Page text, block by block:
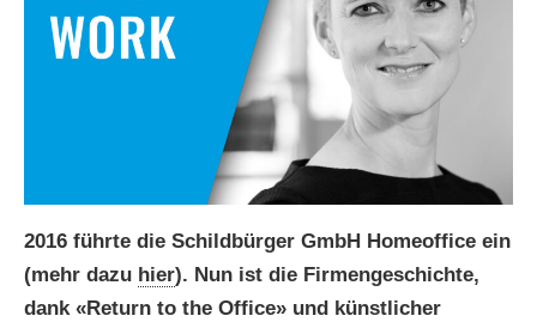
2016 führte die Schildbürger GmbH Homeoffice ein
(mehr dazu hier). Nun ist die Firmengeschichte,
dank «Return to the Office» und künstlicher